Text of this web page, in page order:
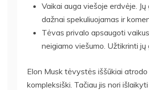
Vaikai auga viešoje erdvėje.
dažnai spekuliuojamas ir
Tėvas privalo apsaugoti
neigiamo viešumo. Užtikrinti jų
Elon Musk tėvystės iššūkiai atrodo
kompleksiški. Tačiau jis nori